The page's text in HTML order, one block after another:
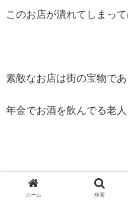
このお店が潰れてしまっ
素敵なお店は街の宝物であ
年金でお酒を飲んでる老人
⭕️ぺこりーのがグッズを
ホーム 検索